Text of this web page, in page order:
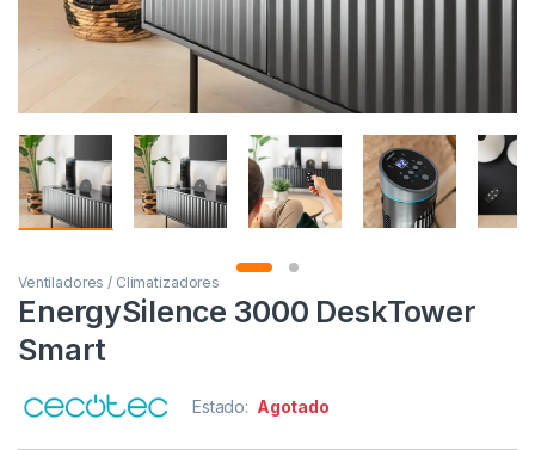
Ventiladores / Climatizadores
EnergySilence 3000 DeskTower
Smart
Estado: Agotado